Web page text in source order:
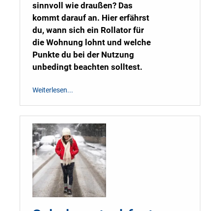
sinnvoll wie draußen? Das
kommt darauf an. Hier erfährst
du, wann sich ein Rollator für
die Wohnung lohnt und welche
Punkte du bei der Nutzung
unbedingt beachten solltest.
Weiterlesen...